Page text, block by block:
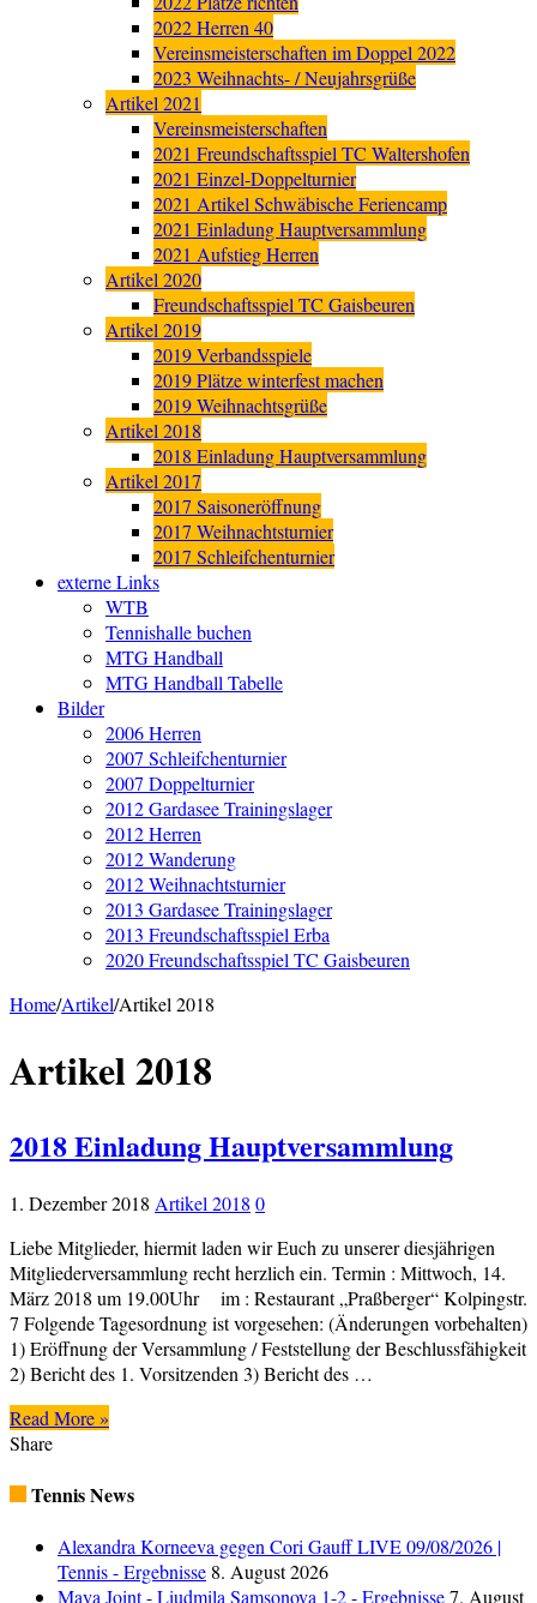
2022 Herren 40
Vereinsmeisterschaften im Doppel 2022
2023 Weihnachts- / Neujahrsgrüße
Artikel 2021
Vereinsmeisterschaften
2021 Freundschaftsspiel TC Waltershofen
2021 Einzel-Doppelturnier
2021 Artikel Schwäbische Feriencamp
2021 Einladung Hauptversammlung
2021 Aufstieg Herren
Artikel 2020
Freundschaftsspiel TC Gaisbeuren
Artikel 2019
2019 Verbandsspiele
2019 Plätze winterfest machen
2019 Weihnachtsgrüße
Artikel 2018
2018 Einladung Hauptversammlung
Artikel 2017
2017 Saisoneröffnung
2017 Weihnachtsturnier
2017 Schleifchenturnier
externe Links
WTB
Tennishalle buchen
MTG Handball
MTG Handball Tabelle
Bilder
2006 Herren
2007 Schleifchenturnier
2007 Doppelturnier
2012 Gardasee Trainingslager
2012 Herren
2012 Wanderung
2012 Weihnachtsturnier
2013 Gardasee Trainingslager
2013 Freundschaftsspiel Erba
2020 Freundschaftsspiel TC Gaisbeuren
Home/Artikel/Artikel 2018
Artikel 2018
2018 Einladung Hauptversammlung
1. Dezember 2018 Artikel 2018 0
Liebe Mitglieder, hiermit laden wir Euch zu unserer diesjährigen
Mitgliederversammlung recht herzlich ein. Termin : Mittwoch, 14.
März 2018 um 19.00Uhr im : Restaurant „Praßberger“ Kolpingstr.
7 Folgende Tagesordnung ist vorgesehen: (Änderungen vorbehalten)
1) Eröffnung der Versammlung / Feststellung der Beschlussfähigkeit
2) Bericht des 1. Vorsitzenden 3) Bericht des …
Read More »
Share
Tennis News
Alexandra Korneeva gegen Cori Gauff LIVE 09/08/2026 |
Tennis - Ergebnisse 8. August 2026
Maya Joint - Liudmila Samsonova 1-2 - Ergebnisse7. August